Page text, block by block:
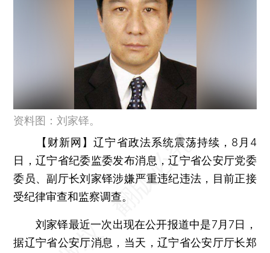
资料图：刘家铎。
【财新网】辽宁省政法系统震荡持续，8月4
日，辽宁省纪委监委发布消息，辽宁省公安厅党委
委员、副厅长刘家铎涉嫌严重违纪违法，目前正接
受纪律审查和监察调查。
刘家铎最近一次出现在公开报道中是7月7日，
据辽宁省公安厅消息，当天，辽宁省公安厅厅长郑